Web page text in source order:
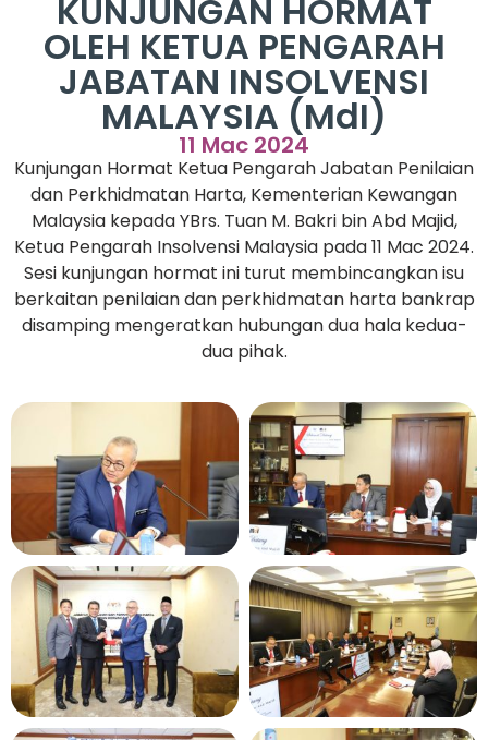
KUNJUNGAN HORMAT
OLEH KETUA PENGARAH
JABATAN INSOLVENSI
MALAYSIA (MdI)
11 Mac 2024
Kunjungan Hormat Ketua Pengarah Jabatan Penilaian
dan Perkhidmatan Harta, Kementerian Kewangan
Malaysia kepada YBrs. Tuan M. Bakri bin Abd Majid,
Ketua Pengarah Insolvensi Malaysia pada 11 Mac 2024.
Sesi kunjungan hormat ini turut membincangkan isu
berkaitan penilaian dan perkhidmatan harta bankrap
disamping mengeratkan hubungan dua hala kedua-
dua pihak.